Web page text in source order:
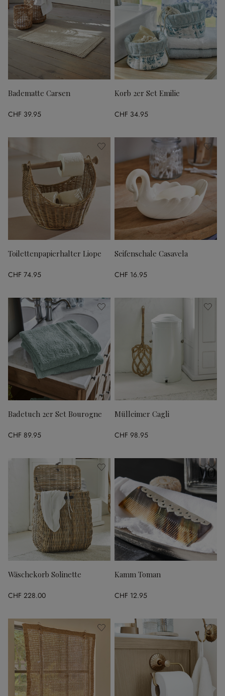
Badematte Carsen
CHF 39.95
Korb 2er Set Emilie
CHF 34.95
Toilettenpapierhalter Liope
CHF 74.95
Seifenschale Casavela
CHF 16.95
Badetuch 2er Set Bourogne
CHF 89.95
Mülleimer Cagli
CHF 98.95
Wäschekorb Solinette
CHF 228.00
Kamm Toman
CHF 12.95